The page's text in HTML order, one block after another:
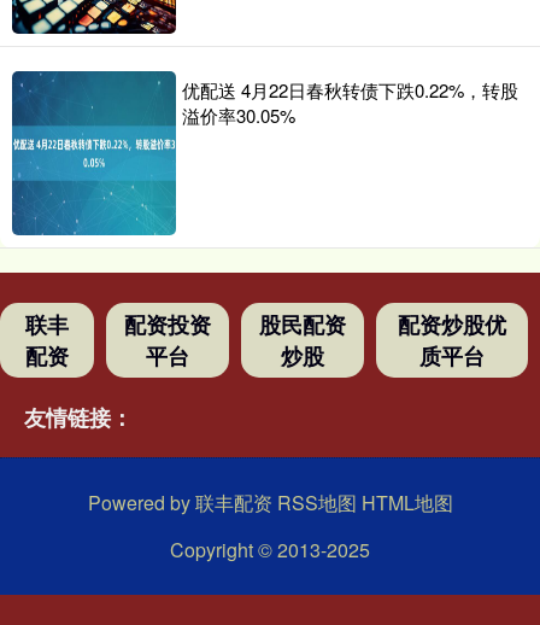
优配送 4月22日春秋转债下跌0.22%，转股
溢价率30.05%
联丰
配资
配资投资
平台
股民配资
炒股
配资炒股优
质平台
友情链接：
Powered by联丰配资 RSS地图 HTML地图
Copyright© 2013-2025